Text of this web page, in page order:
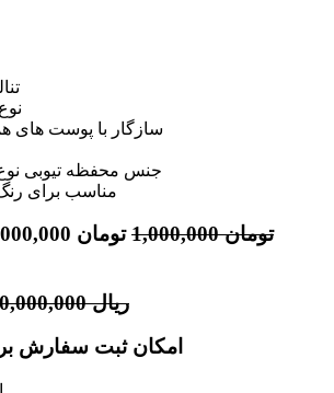
سازگار با پوست های
جنس محفظه تیوبی
مناسب برای
تومان 1,000,000 تومان
ریال
امکان ثبت سفارش